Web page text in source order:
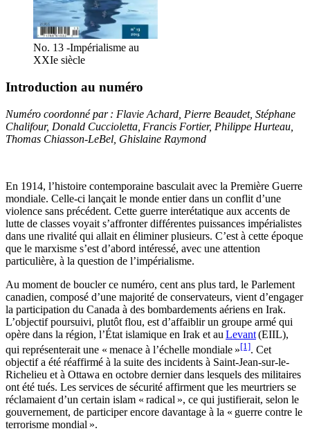
No. 13 -Impérialisme au
XXIe siècle
Introduction au numéro
Numéro coordonné par : Flavie Achard, Pierre Beaudet, Stéphane
Chalifour, Donald Cuccioletta, Francis Fortier, Philippe Hurteau,
Thomas Chiasson-LeBel, Ghislaine Raymond
En 1914, l’histoire contemporaine basculait avec la Première Guerre
mondiale. Celle-ci lançait le monde entier dans un conflit d’une
violence sans précédent. Cette guerre interétatique aux accents de
lutte de classes voyait s’affronter différentes puissances impérialistes
dans une rivalité qui allait en éliminer plusieurs. C’est à cette époque
que le marxisme s’est d’abord intéressé, avec une attention
particulière, à la question de l’impérialisme.
Au moment de boucler ce numéro, cent ans plus tard, le Parlement
canadien, composé d’une majorité de conservateurs, vient d’engager
la participation du Canada à des bombardements aériens en Irak.
L’objectif poursuivi, plutôt flou, est d’affaiblir un groupe armé qui
opère dans la région, l’État islamique en Irak et au Levant(EIIL),
qui représenterait une « menace à l’échelle mondiale »[1]. Cet
objectif a été réaffirmé à la suite des incidents à Saint-Jean-sur-le-
Richelieu et à Ottawa en octobre dernier dans lesquels des militaires
ont été tués. Les services de sécurité affirment que les meurtriers se
réclamaient d’un certain islam « radical », ce qui justifierait, selon le
gouvernement, de participer encore davantage à la « guerre contre le
terrorisme mondial ».